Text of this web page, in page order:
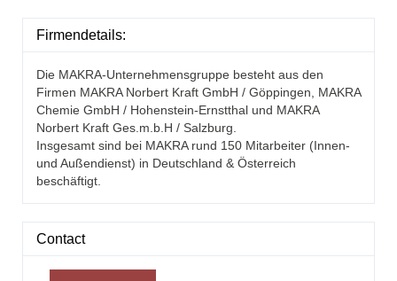
Firmendetails:
Die MAKRA-Unternehmensgruppe besteht aus den
Firmen MAKRA Norbert Kraft GmbH / Göppingen, MAKRA
Chemie GmbH / Hohenstein-Ernstthal und MAKRA
Norbert Kraft Ges.m.b.H / Salzburg.
Insgesamt sind bei MAKRA rund 150 Mitarbeiter (Innen-
und Außendienst) in Deutschland & Österreich
beschäftigt.
Contact